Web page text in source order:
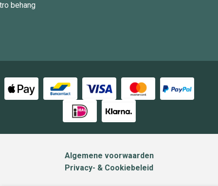
behang
Algemene voorwaarden
Privacy- & Cookiebeleid